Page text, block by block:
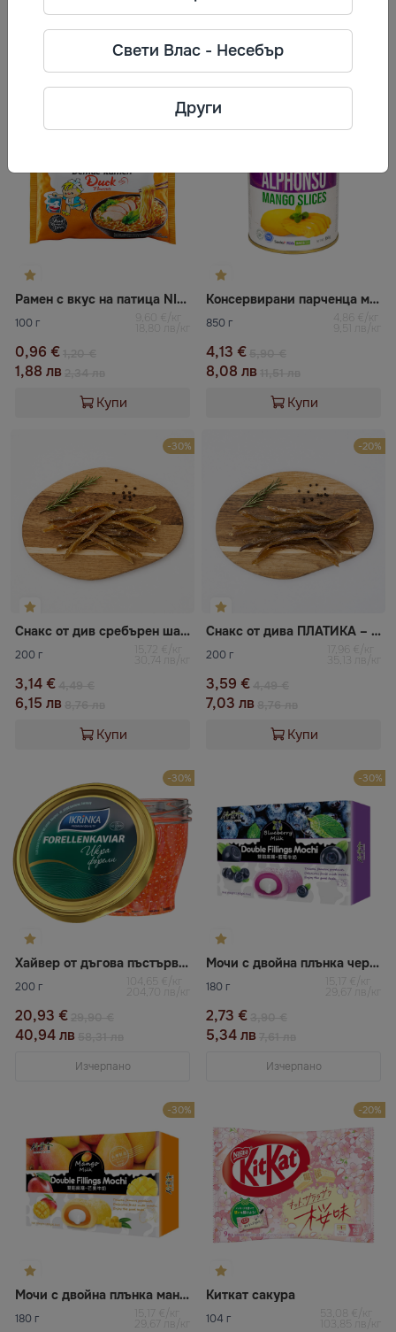
0,70 €
Купи
0,96 €
2,34 лв
Купи
-20%
Рамен с вкус на патица NISSIN
100 г 9,60 €/кг
18,80 лв/кг
0,96 €
1,88 лв
Купи
Консервирани парченца манго „Alphonso“ HAPPY PANDA
850 г 4,86 €/кг
9,51 лв/кг
4,13 €
8,08 лв
Купи
-30%
Снакс от див сребърен шаран – филейни ивици, сушени, без кожа
200 г 15,72 €/кг
30,74 лв/кг
3,14 €
6,15 лв
Купи
-20%
Снакс от дивa ПЛАТИКА – филейни ивици, сушени, без кожа
200 г 17,96 €/кг
35,13 лв/кг
3,59 €
7,03 лв
Купи
-30%
Хайвер от дъгова пъстърва IKRINKA
200 г 104,65 €/кг
204,70 лв/кг
20,93 €
40,94 лв
Изчерпано
-30%
Мочи с двойна плънка черна боровинка и мляко BAMBOO HOUSE
180 г 15,17 €/кг
29,67 лв/кг
2,73 €
5,34 лв
Изчерпано
-30%
Мочи с двойна плънка манго и мляко BAMBOO HOUSE
180 г 15,17 €/кг
29,67 лв/кг
-20%
Киткат сакура
104 г 53,08 €/кг
103,85 лв/кг
Свети Влас - Несебър
Други